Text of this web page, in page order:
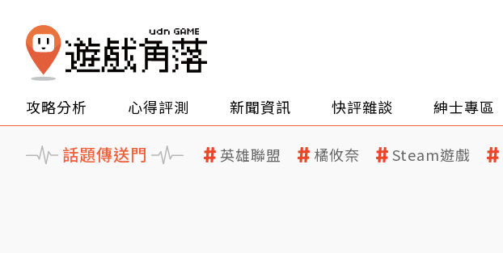
攻略分析 心得評測 新聞資訊 快評雜談 紳士專區
話題傳送門 英雄聯盟 橘攸奈 Steam遊戲